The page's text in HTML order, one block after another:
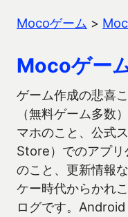
Mocoゲーム >
Mocoゲー
ゲーム作成の悲喜
（無料ゲーム多数
マホのこと、公式
Store）でのアプリ
のこと、更新情報
ケー時代からかれ
ログです。